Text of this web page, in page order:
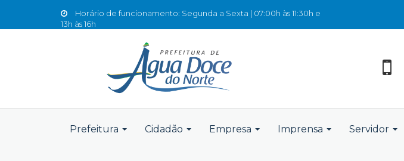
Horário de funcionamento: Segunda a Sexta | 07:00h às 11:30h e
13h às 16h
Prefeitura Cidadão Empresa Imprensa Servidor